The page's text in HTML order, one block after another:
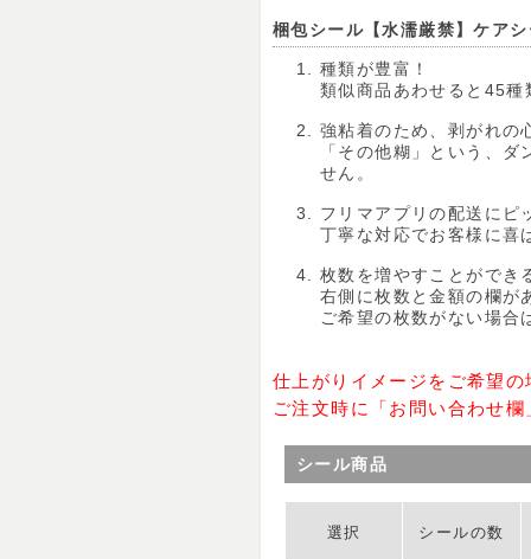
梱包シール【水濡厳禁】ケア
種類が豊富！
類似商品あわせると45
強粘着のため、剥がれの
「その他糊」という、
せん。
フリマアプリの配送にピ
丁寧な対応でお客様に喜
枚数を増やすことができ
右側に枚数と金額の欄が
ご希望の枚数がない場合
仕上がりイメージをご希望の
ご注文時に「お問い合わせ
シール商品
選択 シールの数